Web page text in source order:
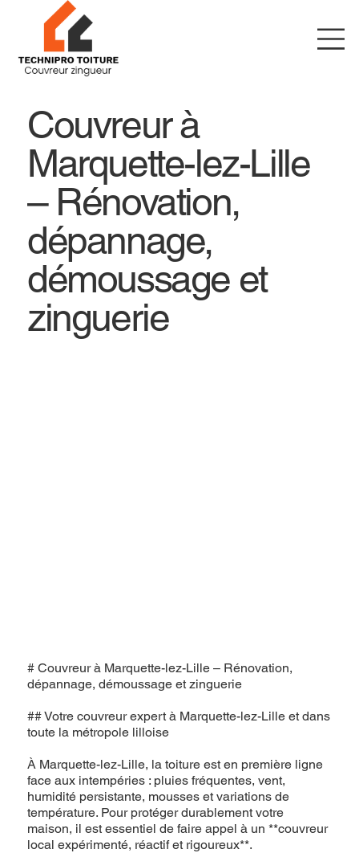
Couvreur à
Marquette-lez-Lille
– Rénovation,
dépannage,
démoussage et
zinguerie
# Couvreur à Marquette-lez-Lille – Rénovation,
dépannage, démoussage et zinguerie
## Votre couvreur expert à Marquette-lez-Lille et dans
toute la métropole lilloise
À Marquette-lez-Lille, la toiture est en première ligne
face aux intempéries : pluies fréquentes, vent,
humidité persistante, mousses et variations de
température. Pour protéger durablement votre
maison, il est essentiel de faire appel à un **couvreur
local expérimenté, réactif et rigoureux**.